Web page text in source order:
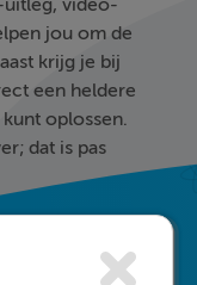
video-
jou om de
krijg je bij
een heldere
oplossen.
dat is pas